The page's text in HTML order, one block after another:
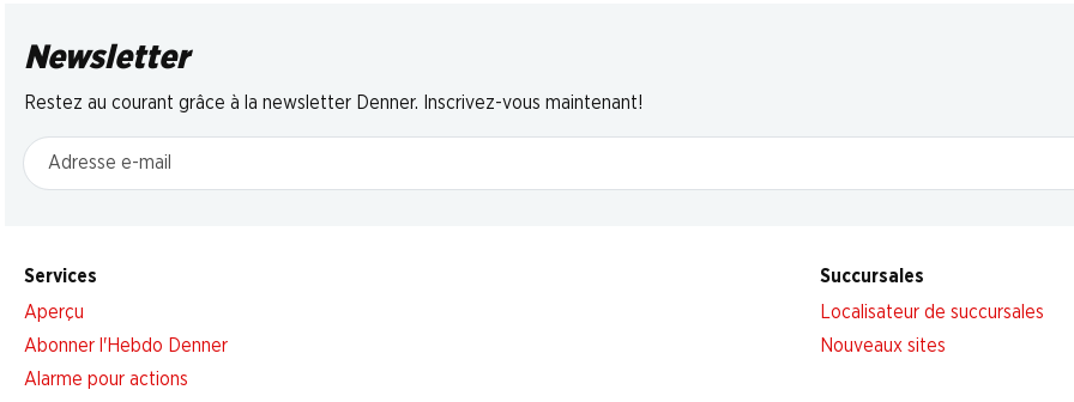
Newsletter
Restez au courant grâce à la newsletter Denner. Inscrivez-vous maintenant!
Adresse e-mail
Services
Aperçu
Abonner l'Hebdo Denner
Alarme pour actions
Succursales
Localisateur de succursales
Nouveaux sites